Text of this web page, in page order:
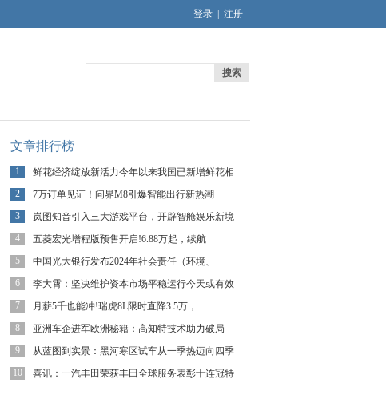
登录 注册
搜索
文章排行榜
1
鲜花经济绽放新活力今年以来我国已新增鲜花相
2
7万订单见证！问界M8引爆智能出行新热潮
3
岚图知音引入三大游戏平台，开辟智舱娱乐新境
4
五菱宏光增程版预售开启!6.88万起，续航
5
中国光大银行发布2024年社会责任（环境、
6
李大霄：坚决维护资本市场平稳运行今天或有效
7
月薪5千也能冲!瑞虎8L限时直降3.5万，
8
亚洲车企进军欧洲秘籍：高知特技术助力破局
9
从蓝图到实景：黑河寒区试车从一季热迈向四季
10
喜讯：一汽丰田荣获丰田全球服务表彰十连冠特